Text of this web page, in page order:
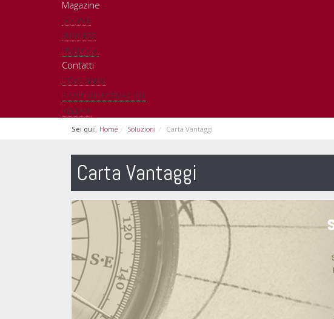
Magazine
SOCIALE
BUSINESS
PRODOTTI
Contatti
DOVE SIAMO
RICHIEDI INFORMAZIONI
RECLAMI
Sei qui: Home Soluzioni Carta Vantaggi
Carta Vantaggi